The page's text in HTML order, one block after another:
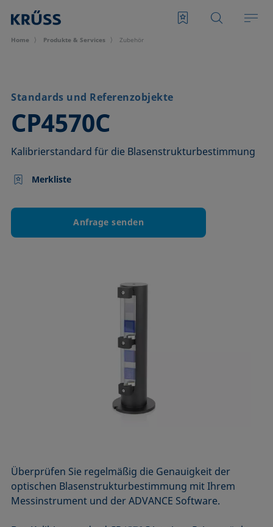
Home Produkte & Services Zubehör
Standards und Referenzobjekte
CP4570C
–
Kalibrierstandard für die Blasenstrukturbestimmung
Merkliste
Anfrage senden
Überprüfen Sie regelmäßig die Genauigkeit der
optischen Blasenstrukturbestimmung mit Ihrem
Messinstrument und der ADVANCE Software.